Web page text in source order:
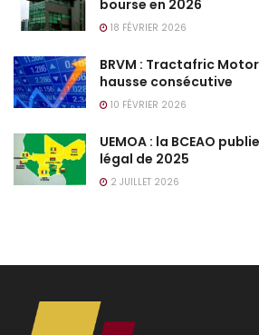
bourse en 2026
18 FÉVRIER 2026
BRVM : Tractafric
hausse consécutive
10 FÉVRIER 2026
UEMOA : la BCEAO
légal de 2025
2 JUILLET 2026